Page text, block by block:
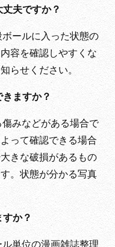
夫ですか？
ールに入った状態の
容を確認しやすくな
らせください。
ますか？
みなどがある場合で
って確認できる場合
きな破損があるもの
。状態が分かる写真
か？
単位の漫画雑誌整理